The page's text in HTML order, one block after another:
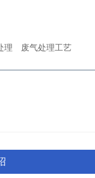
理 废气处理工艺